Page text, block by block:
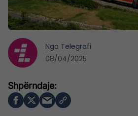
Nga Telegrafi
08/04/2025